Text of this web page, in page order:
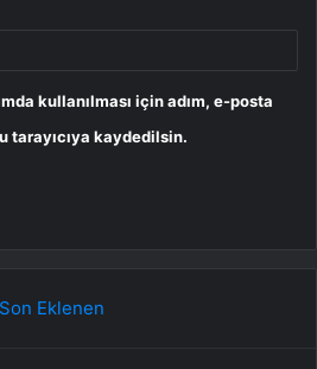
kullanılması için adım, e-posta
tarayıcıya kaydedilsin.
Son Eklenen